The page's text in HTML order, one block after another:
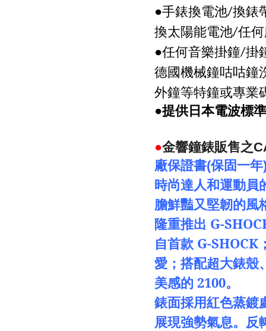
●手錶換電池/換錶
換太陽能電池/任
●任何音樂掛鐘/掛
德國機械鐘咕咕鐘
外鐘等特鐘或專業
●提供日本電波標
●金響鐘錶販售之
廠保證書(保固一年
時尚達人和運動員
膽鮮豔又堅韌的風
隆重推出 G-
自首款 G-SHOCK
愛；搭配超大錶殼
美感的 2100。
錶面採用紅色蒸鍍
展現強勢氣息。反